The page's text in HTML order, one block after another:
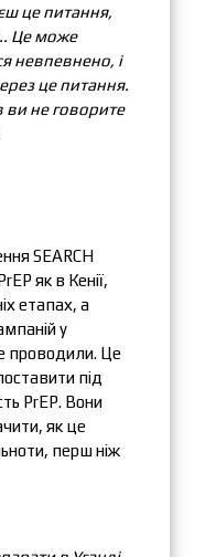
це питання,
Це може
невпевнено, і
це питання.
ви не говорите
SEARCH
як в Кенії,
етапах, а
у
проводили. Це
під
PrEP. Вони
як це
перш ніж